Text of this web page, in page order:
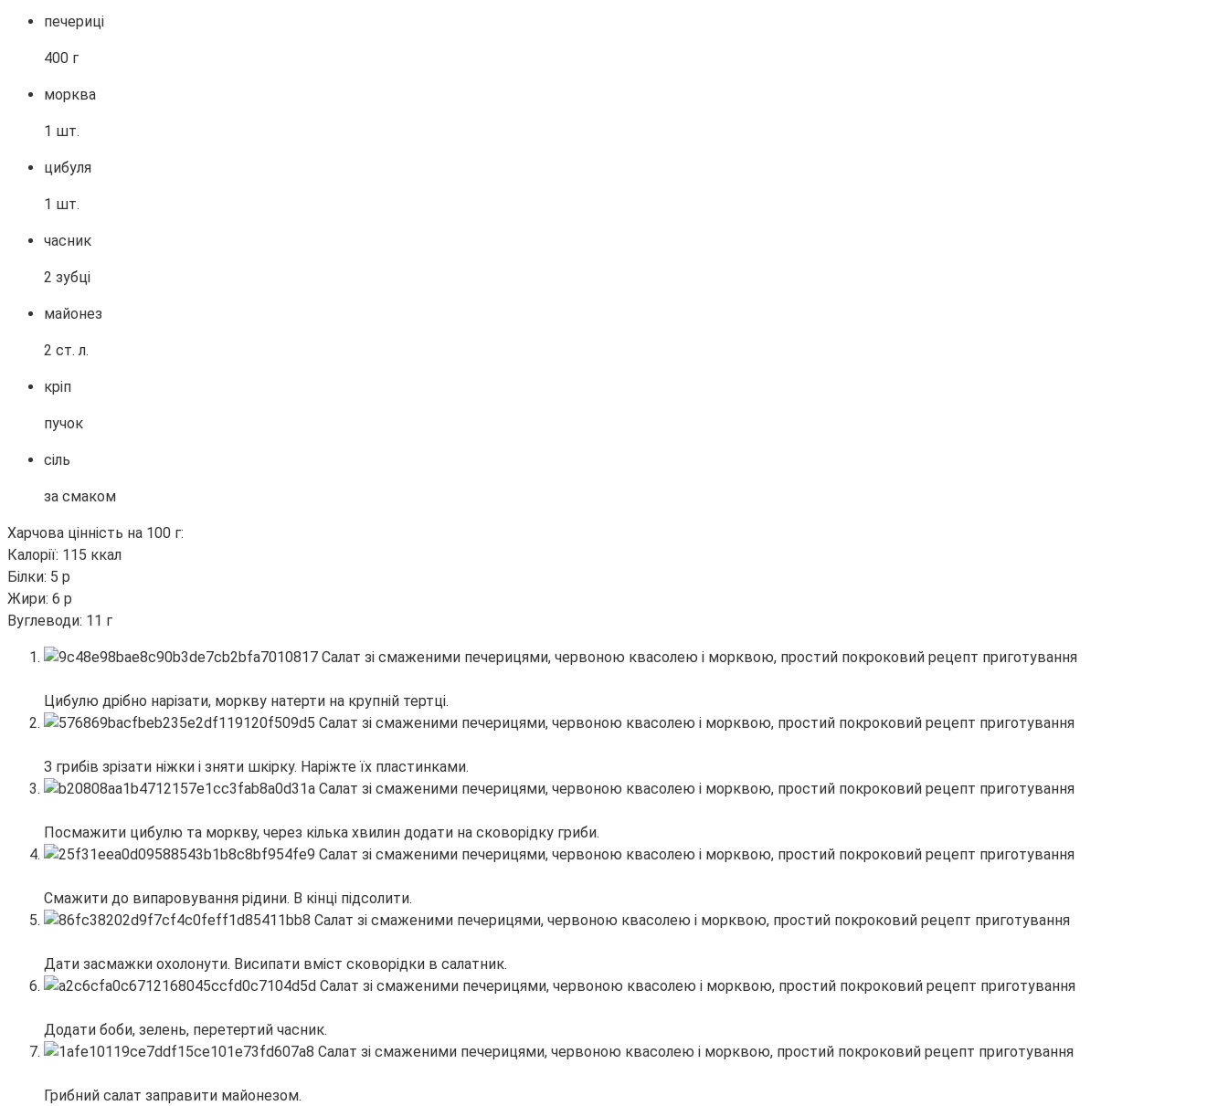
печериці
400 г
морква
1 шт.
цибуля
1 шт.
часник
2 зубці
майонез
2 ст. л.
кріп
пучок
сіль
за смаком
Харчова цінність на 100 г:
Калорії: 115 ккал
Білки: 5 р
Жири: 6 р
Вуглеводи: 11 г
Цибулю дрібно нарізати, моркву натерти на крупній тертці.
З грибів зрізати ніжки і зняти шкірку. Наріжте їх пластинками.
Посмажити цибулю та моркву, через кілька хвилин додати на сковорідку гриби.
Смажити до випаровування рідини. В кінці підсолити.
Дати засмажки охолонути. Висипати вміст сковорідки в салатник.
Додати боби, зелень, перетертий часник.
Грибний салат заправити майонезом.